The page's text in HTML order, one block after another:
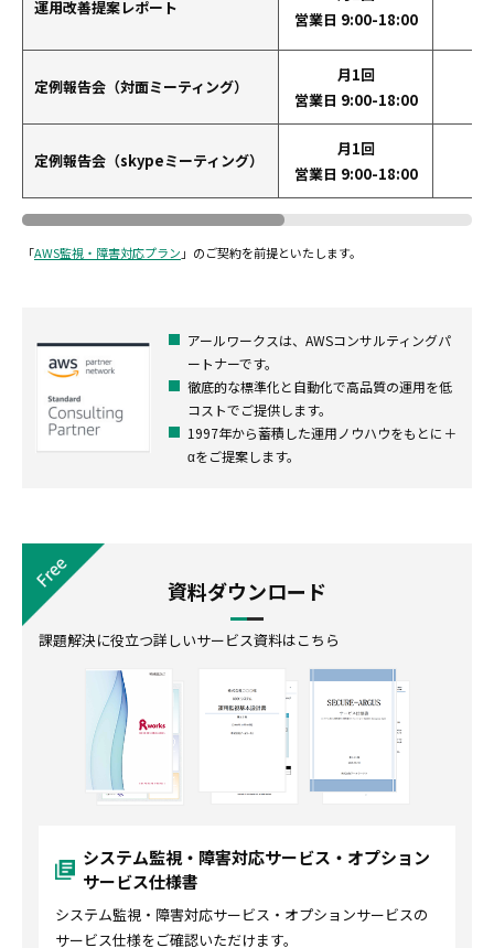
運用改善提案レポート
営業日 9:00-18:00
定例報告会（対面ミーティング）
月1回
営業日 9:00-18:00
定例報告会（skypeミーティング）
月1回
営業日 9:00-18:00
「AWS監視・障害対応プラン 」のご契約を前提といたします。
アールワークスは、AWSコンサルティングパ
ートナーです。
徹底的な標準化と自動化で高品質の運用を低
コストでご提供します。
1997年から蓄積した運用ノウハウをもとに＋
αをご提案します。
資料ダウンロード
課題解決に役立つ詳しいサービス資料はこちら
システム監視・障害対応サービス・オプション
サービス仕様書
システム監視・障害対応サービス・オプションサービスの
サービス仕様をご確認いただけます。